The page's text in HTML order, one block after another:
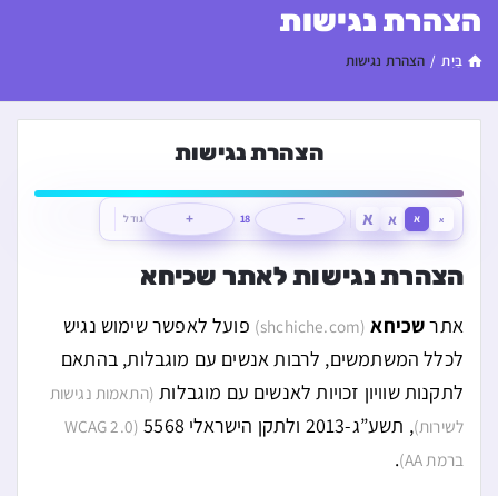
הצהרת נגישות
בַּיִת / הצהרת נגישות
הצהרת נגישות
א א א א −
18
+ גודל
הצהרת נגישות לאתר שכיחא
אתרשכיחא (shchiche.com)
פועל לאפשר שימוש נגיש
לכלל המשתמשים, לרבות אנשים עם מוגבלות, בהתאם
לתקנות שוויון זכויות לאנשים עם מוגבלות (התאמות נגישות
לשירות), תשע”ג-2013 ולתקן הישראלי 5568
(WCAG 2.0
ברמת AA)
.